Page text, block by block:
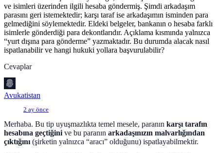
ve isimleri üzerinden ilgili hesaba göndermiş. Şimdi arkadaşım
parasını geri istemektedir; karşı taraf ise arkadaşımın isminden para
gelmediğini söylemektedir. Eldeki belgeler, bankanın o hesaba farklı
isimlerle gönderdiği para dekontlarıdır. Açıklama kısmında yalnızca
“yurt dışına para gönderme” yazmaktadır. Bu durumda alacak nasıl
ispatlanabilir ve hangi hukuki yollara başvurulabilir?
Cevaplar
Avukatistan
2 ay önce
Merhaba. Bu tip uyuşmazlıkta temel mesele, paranın karşı tarafın
hesabına geçtiğini ve bu paranın arkadaşınızın malvarlığından
çıktığını (şirketin yalnızca “aracı” olduğunu) ispatlayabilmektir.